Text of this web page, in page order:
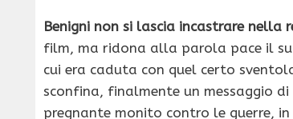
Benigni non si lascia incastrare nella
film, ma ridona alla parola pace il
cui era caduta con quel certo
sconfina, finalmente un messaggio
pregnante monito contro le guerre,